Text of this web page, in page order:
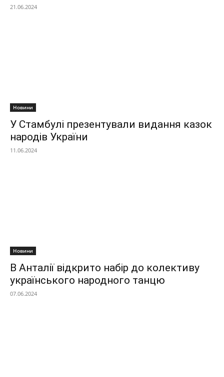
21.06.2024
Новини
У Стамбулі презентували видання казок
народів України
11.06.2024
Новини
В Анталії відкрито набір до колективу
українського народного танцю
07.06.2024